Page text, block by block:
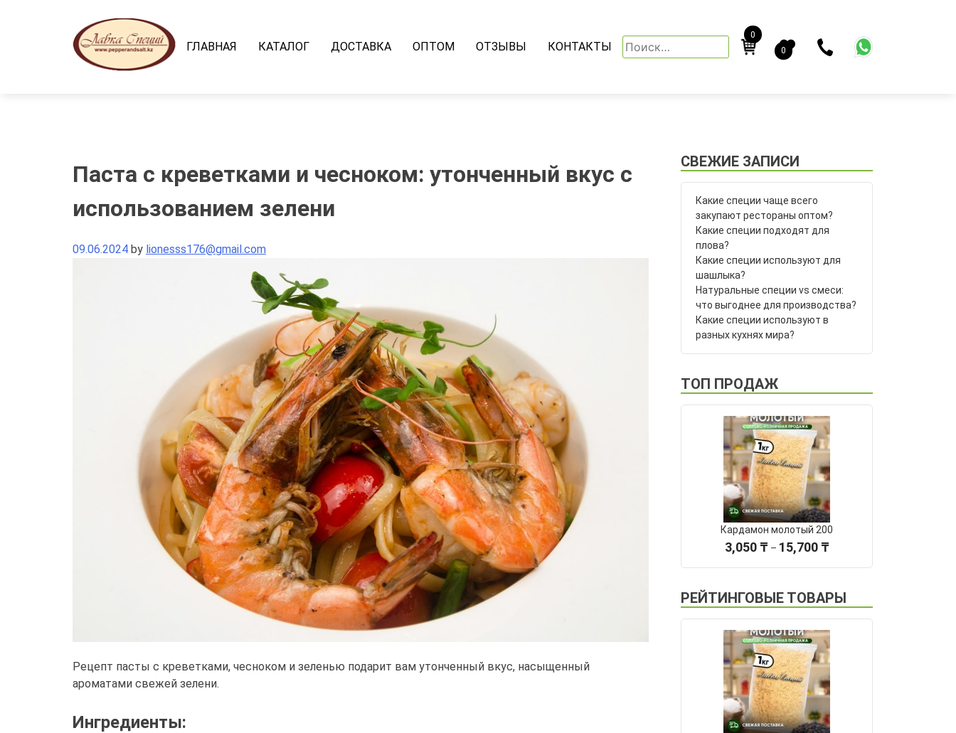
ГЛАВНАЯ КАТАЛОГ ДОСТАВКА ОПТОМ ОТЗЫВЫ КОНТАКТЫ Найти:
0
0
Паста с креветками и чесноком: утонченный вкус с
использованием зелени
09.06.2024 by lionesss176@gmail.com
Рецепт пасты с креветками, чесноком и зеленью подарит вам утонченный вкус, насыщенный
ароматами свежей зелени.
Ингредиенты:
СВЕЖИЕ ЗАПИСИ
Какие специи чаще всего
закупают рестораны оптом?
Какие специи подходят для
плова?
Какие специи используют для
шашлыка?
Натуральные специи vs смеси:
что выгоднее для производства?
Какие специи используют в
разных кухнях мира?
ТОП ПРОДАЖ
Кардамон молотый 200
3,050 ₸ – 15,700 ₸Диапазон
15,700 ₸
РЕЙТИНГОВЫЕ ТОВАРЫ